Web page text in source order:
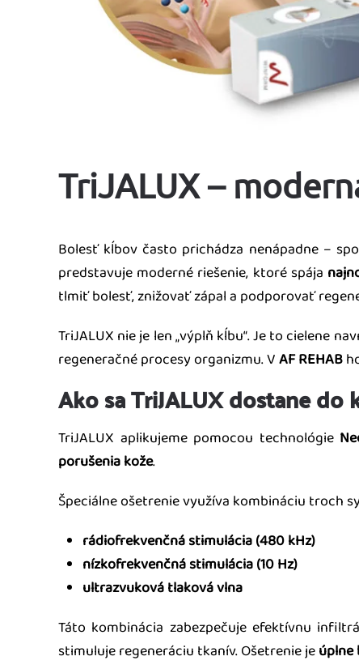
TriJALUX –
Bolesť kĺbov často prichádza nenápadne –
predstavuje moderné riešenie, ktoré spája
tlmiť bolesť, znižovať zápal a podporovať
TriJALUX nie je len „výplň kĺbu“. Je to cielene
regeneračné procesy organizmu. VAF REHAB
Ako sa TriJALUX dostane do
TriJALUX aplikujeme pomocou technológie
porušenia kože.
Špeciálne ošetrenie využíva kombináciu troch
rádiofrekvenčná stimulácia (480 kHz)
nízkofrekvenčná stimulácia (10 Hz)
ultrazvuková tlaková vlna
Táto kombinácia zabezpečuje efektívnu
stimuluje regeneráciu tkanív. Ošetrenie jeúplne